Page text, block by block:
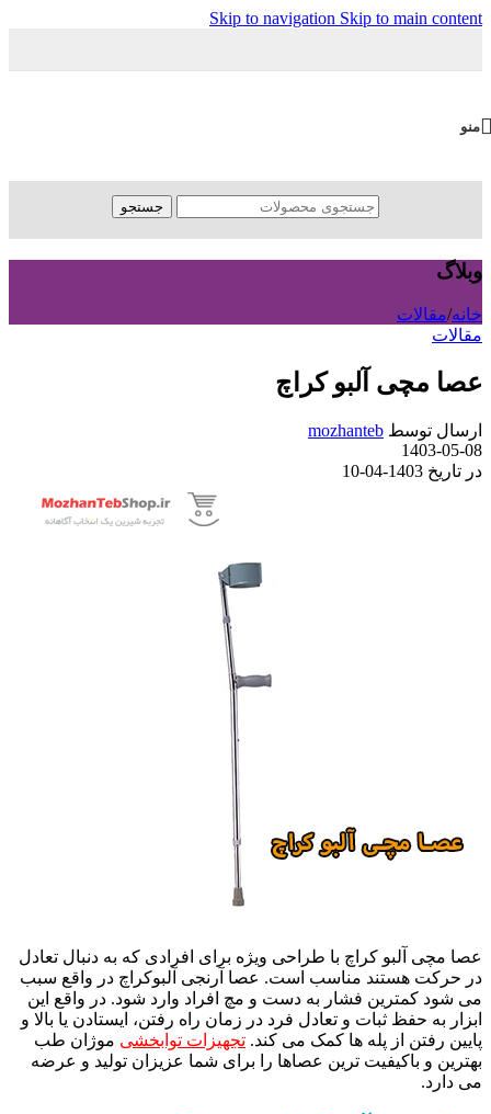
Skip to navigation Skip to main content
منو
جستجو
وبلاگ
خانه/مقالات
مقالات
عصا مچی آلبو کراچ
ارسال توسط mozhanteb
1403-05-08
در تاریخ 1403-04-10
عصا مچی آلبو کراچ با طراحی ویژه برای افرادی که به دنبال تعادل
در حرکت هستند مناسب است. عصا آرنجی آلبوکراچ در واقع سبب
می شود کمترین فشار به دست و مچ افراد وارد شود. در واقع این
ابزار به حفظ ثبات و تعادل فرد در زمان راه رفتن، ایستادن یا بالا و
پایین رفتن از پله ها کمک می کند. تجهیزات توابخشی موژان طب
بهترین و باکیفیت ترین عصاها را برای شما عزیزان تولید و عرضه
می دارد.